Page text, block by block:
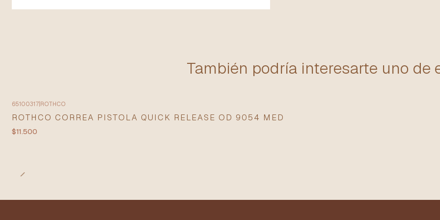
También podría interesarte uno de
65100317 ROTHCO
ROTHCO CORREA PISTOLA QUICK RELEASE OD 9054 MED
$11.500